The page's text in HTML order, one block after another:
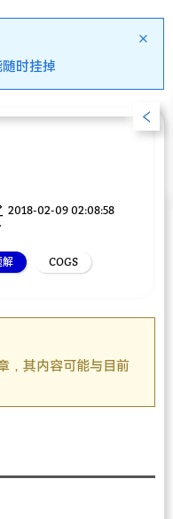
时挂掉
2018-02-09 02:08:58
解 COGS
，其内容可能与目前